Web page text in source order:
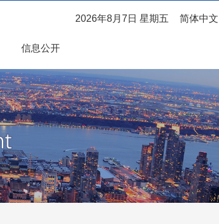
2026年8月7日 星期五 简体中文
信息公开